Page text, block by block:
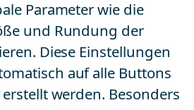
Parameter wie die
und Rundung der
Diese Einstellungen
auf alle Buttons
werden. Besonders